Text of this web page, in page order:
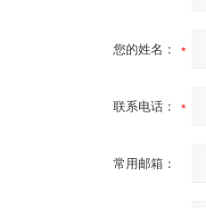
您的姓名：
联系电话：
常用邮箱：